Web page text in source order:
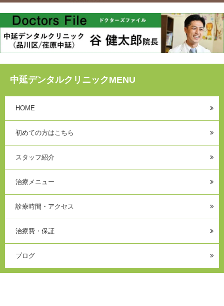
中延デンタルクリニックMENU
HOME
初めての方はこちら
スタッフ紹介
治療メニュー
診療時間・アクセス
治療費・保証
ブログ